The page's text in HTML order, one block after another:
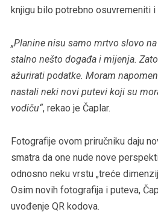
knjigu bilo potrebno osuvremeniti
„Planine nisu samo mrtvo slovo
stalno nešto događa i mijenja.
ažurirati podatke. Moram
nastali neki novi putevi koji su
vodiču“, rekao je Čaplar.
Fotografije ovom priručniku daju
smatra da one nude nove
odnosno neku vrstu „treće
Osim novih fotografija i puteva,
uvođenje QR kodova.